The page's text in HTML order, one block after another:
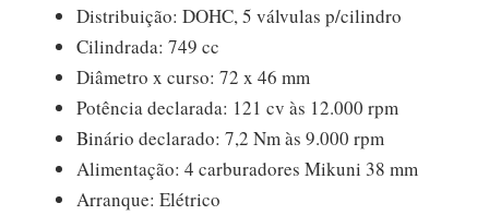
Distribuição: DOHC, 5 válvulas p/cilindro
Cilindrada: 749 cc
Diâmetro x curso: 72 x 46 mm
Potência declarada: 121 cv às 12.000 rpm
Binário declarado: 7,2 Nm às 9.000 rpm
Alimentação: 4 carburadores Mikuni 38 mm
Arranque: Elétrico